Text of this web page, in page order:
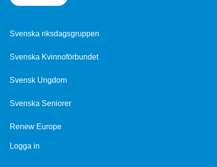
Svenska riksdagsgruppen
Svenska Kvinnoförbundet
Svensk Ungdom
Svenska Seniorer
Renew Europe
Logga in